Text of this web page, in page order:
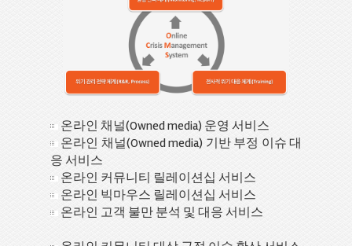
온라인 채널(Owned media) 운영 서비스
온라인 채널(Owned media) 기반 부정 이슈 대
응 서비스
온라인 커뮤니티 릴레이션십 서비스
온라인 빅마우스 릴레이션십 서비스
온라인 고객 불만 분석 및 대응 서비스